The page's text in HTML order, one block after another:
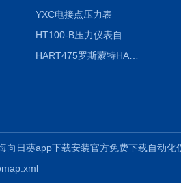
YXC电接点压力表
HART475罗斯蒙特HART475手操器
向日葵app下载安装官方免费下载自